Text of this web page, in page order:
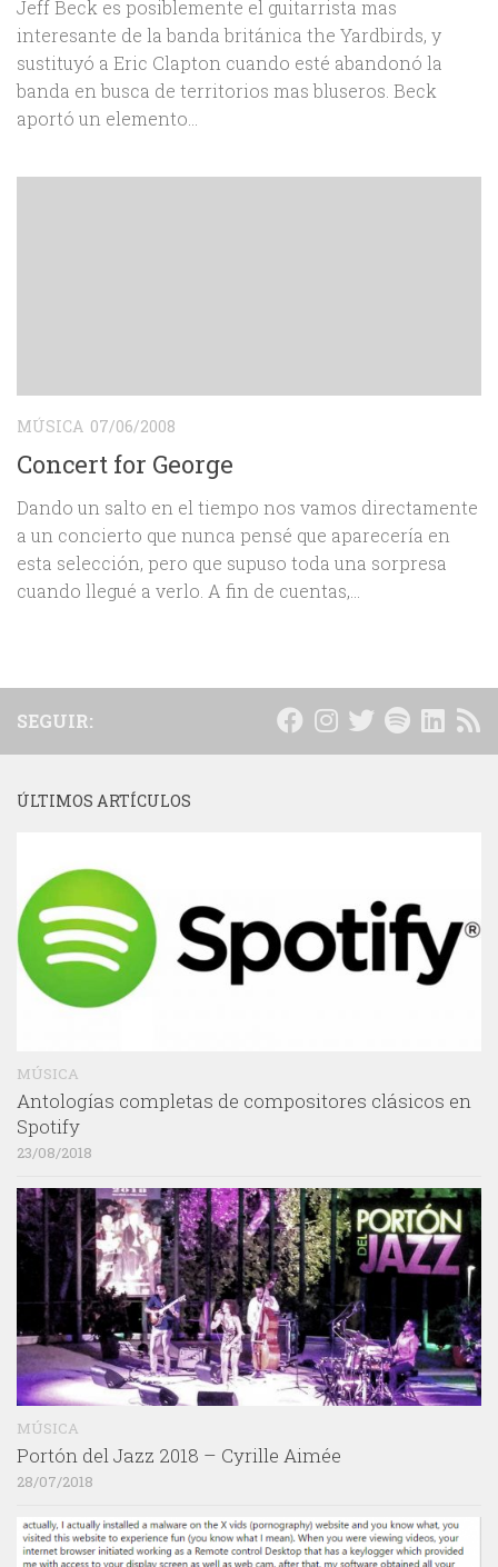
Jeff Beck es posiblemente el guitarrista mas
interesante de la banda británica the Yardbirds, y
sustituyó a Eric Clapton cuando esté abandonó la
banda en busca de territorios mas bluseros. Beck
aportó un elemento...
MÚSICA 07/06/2008
Concert for George
Dando un salto en el tiempo nos vamos directamente
a un concierto que nunca pensé que aparecería en
esta selección, pero que supuso toda una sorpresa
cuando llegué a verlo. A fin de cuentas,...
SEGUIR:
ÚLTIMOS ARTÍCULOS
MÚSICA
Antologías completas de compositores clásicos en
Spotify
23/08/2018
MÚSICA
Portón del Jazz 2018 – Cyrille Aimée
28/07/2018